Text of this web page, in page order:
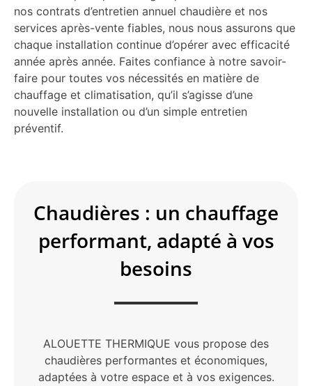
nos contrats d’entretien annuel chaudière et nos
services après-vente fiables, nous nous assurons que
chaque installation continue d’opérer avec efficacité
année après année. Faites confiance à notre savoir-
faire pour toutes vos nécessités en matière de
chauffage et climatisation, qu’il s’agisse d’une
nouvelle installation ou d’un simple entretien
préventif.
Chaudières : un chauffage
performant, adapté à vos
besoins
ALOUETTE THERMIQUE vous propose des
chaudières performantes et économiques,
adaptées à votre espace et à vos exigences.